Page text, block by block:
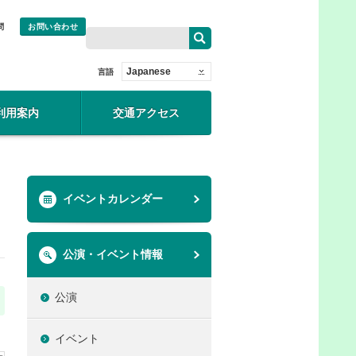
お問い合わせ
言語 Japanese
用案内 交通アクセス
イベントカレンダー
公演・イベント情報
公演
イベント